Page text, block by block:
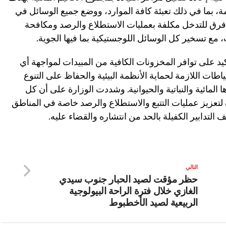
بما في ذلك تعبئة كافة الموارد، ووضع جميع الوسائل في
للتدخل مكلفة بعمليات الاستطلاع والرصد ومكافحة
مع تسخير كل الوسائل اللوجستيكية بما فيها الجوية.
على توافر المخزونات الكافية من المبيدات لمواجهة أي
اللازمة لحماية الأنظمة البيئية والحفاظ على التنوع
والنباتية والحيوانية. وشددت الوزارة على أن كل
عمليات التتبع والاستطلاع والرصد خاصة في المناطق
التدابير الكفيلة بالحد من انتشاره والقضاء عليه.
التالي
حظر مؤقت لصيد الحبار جنوب سيدي
الغازي خلال فترة الراحة البيولوجية
الربيعية لصيد الأخطبوط